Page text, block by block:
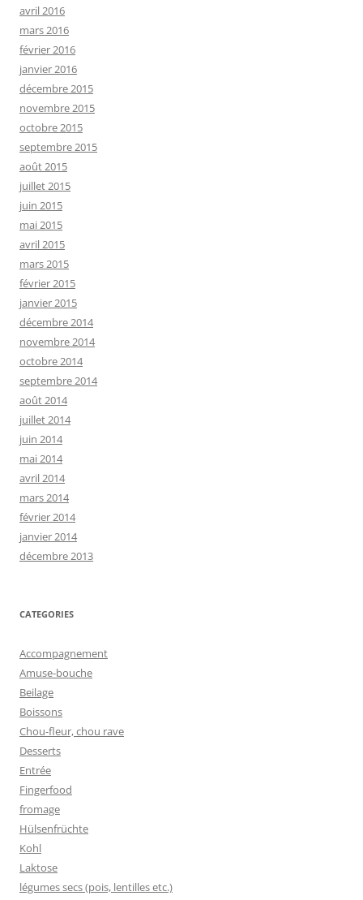
avril 2016
mars 2016
février 2016
janvier 2016
décembre 2015
novembre 2015
octobre 2015
septembre 2015
août 2015
juillet 2015
juin 2015
mai 2015
avril 2015
mars 2015
février 2015
janvier 2015
décembre 2014
novembre 2014
octobre 2014
septembre 2014
août 2014
juillet 2014
juin 2014
mai 2014
avril 2014
mars 2014
février 2014
janvier 2014
décembre 2013
CATEGORIES
Accompagnement
Amuse-bouche
Beilage
Boissons
Chou-fleur, chou rave
Desserts
Entrée
Fingerfood
fromage
Hülsenfrüchte
Kohl
Laktose
légumes secs (pois, lentilles etc.)